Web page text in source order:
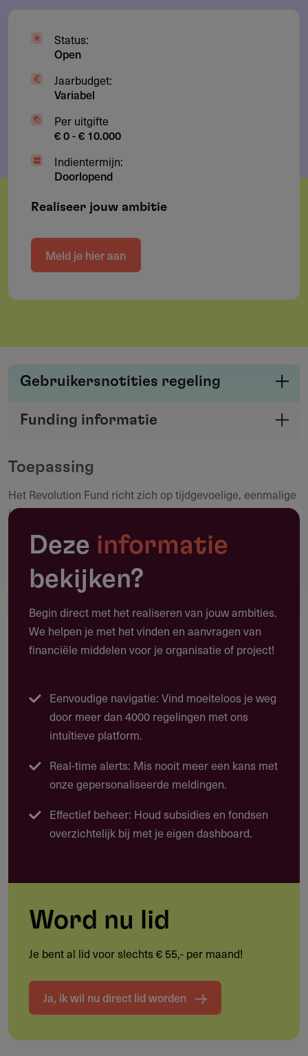
Status:
Open
Jaarbudget:
Variabel
Per uitgifte
€ 0 - € 10.000
Indientermijn:
Doorlopend
Realiseer jouw ambitie
Meld je hier aan
Toepassing
Het Revolution Fund richt zich op tijdgevoelige, eenmalige
initiatieven die:
Reageren op of kansen voor verandering creëren.
Reactie op dringende kwesties mogelijk maken.
Nieuwe projecten of ideeën lanceren. Deze initiatieven
moeten solidariteit tonen of de visie, missie en waarden
van Mama Cash weerspiegelen.
Ondersteunde projecten of te ondersteunen projecten:
verandering, reageren op dringende behoeften of nieuwe
feministische ideeën en initiatieven lanceren.
Doelgroep
vrouwen, meisjes, transpersonen en/of intersekse
personen.
Werkgebied
Internationaal.
Voorwaarden
Gebruikersnotities regeling
verstrekker met de Fondswervingonline
Maak een notitie
Funding informatie
Deze informatie
bekijken?
Begin direct met het realiseren van jouw ambities.
We helpen je met het vinden en aanvragen van
financiële middelen voor je organisatie of project!
Eenvoudige navigatie: Vind moeiteloos je weg
door meer dan 4000 regelingen met ons
intuïtieve platform.
Real-time alerts: Mis nooit meer een kans met
onze gepersonaliseerde meldingen.
Effectief beheer: Houd subsidies en fondsen
overzichtelijk bij met je eigen dashboard.
Word nu lid
Je bent al lid voor slechts € 55,- per maand!
Ja, ik wil nu direct lid worden